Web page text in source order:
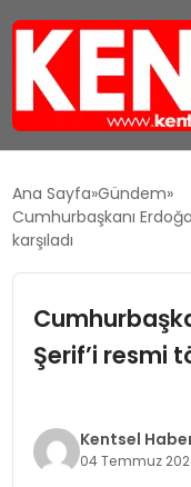
GÜNDEM
EĞITIM
MAGAZIN
Ana Sayfa Gündem
Cumhurbaşkanı
karşıladı
Şerif’i resmi
Kentsel
04 Temmuz